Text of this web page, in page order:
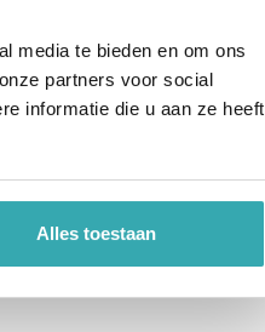
media te bieden en om ons
partners voor social
informatie die u aan ze heeft
Alles toestaan
Trucks